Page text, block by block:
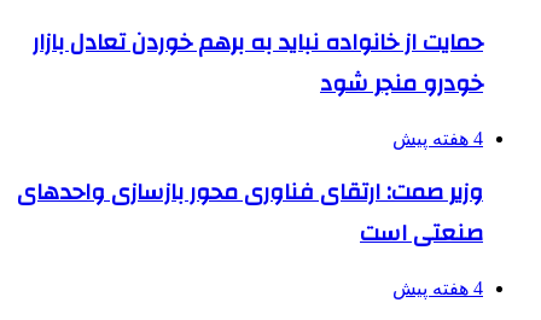
حمایت از خانواده نباید به برهم خوردن تعادل بازار
خودرو منجر شود
4 هفته پیش
وزیر صمت: ارتقای فناوری محور بازسازی واحدهای
صنعتی است
4 هفته پیش